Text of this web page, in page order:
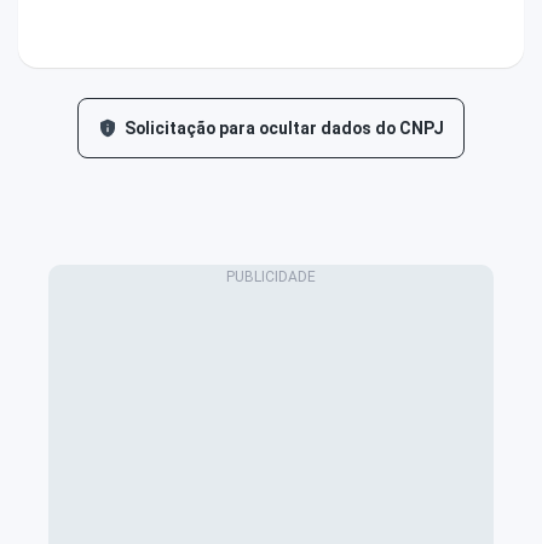
Solicitação para ocultar dados do CNPJ